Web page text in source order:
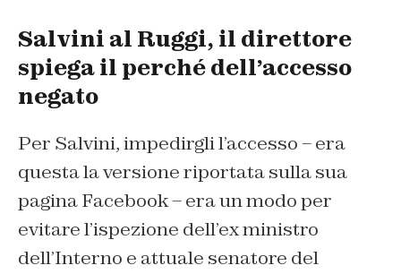
Salvini al Ruggi, il direttore
spiega il perché dell’accesso
negato
Per Salvini, impedirgli l’accesso – era
questa la versione riportata sulla sua
pagina Facebook – era un modo per
evitare l’ispezione dell’ex ministro
dell’Interno e attuale senatore del